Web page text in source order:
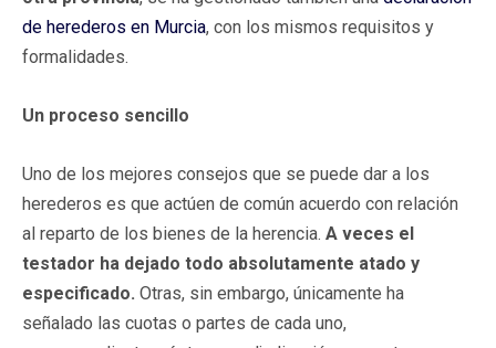
de herederos en Murcia, con los mismos requisitos y
formalidades.
Un proceso sencillo
Uno de los mejores consejos que se puede dar a los
herederos es que actúen de común acuerdo con relación
al reparto de los bienes de la herencia. A veces el
testador ha dejado todo absolutamente atado y
especificado. Otras, sin embargo, únicamente ha
señalado las cuotas o partes de cada uno,